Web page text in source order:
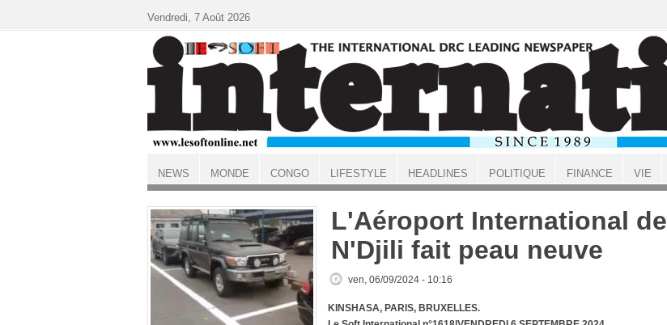
ACCUEIL
L'Aéroport International de
N'Djili fait peau neuve
ven, 06/09/2024 - 10:16
KINSHASA, PARIS, BRUXELLES.
Vendredi, 7 Août 2026
NEWS MONDE CONGO LIFESTYLE HEADLINES POLITIQUE FINANCE VIE